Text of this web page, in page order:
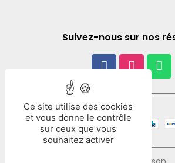
Suivez-nous sur nos
Paiement
Ce site utilise des cookies
et vous donne le contrôle
sur ceux que vous
souhaitez activer